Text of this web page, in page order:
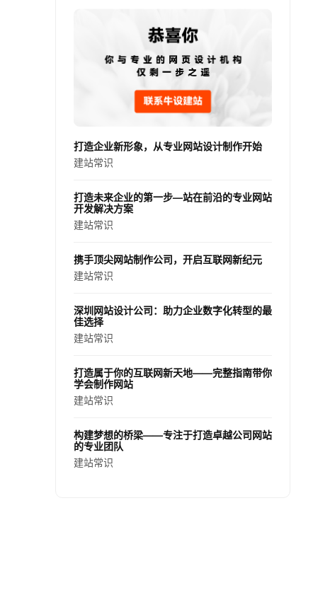
打造企业新形象，从专业网站设计制作开始
建站常识
打造未来企业的第一步—站在前沿的专业网站
开发解决方案
建站常识
携手顶尖网站制作公司，开启互联网新纪元
建站常识
深圳网站设计公司：助力企业数字化转型的最
佳选择
建站常识
打造属于你的互联网新天地——完整指南带你
学会制作网站
建站常识
构建梦想的桥梁——专注于打造卓越公司网站
的专业团队
建站常识